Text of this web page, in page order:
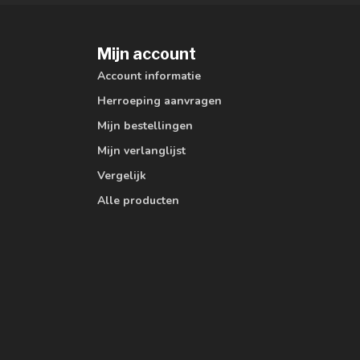
Mijn account
Account informatie
Herroeping aanvragen
Mijn bestellingen
Mijn verlanglijst
Vergelijk
Alle producten